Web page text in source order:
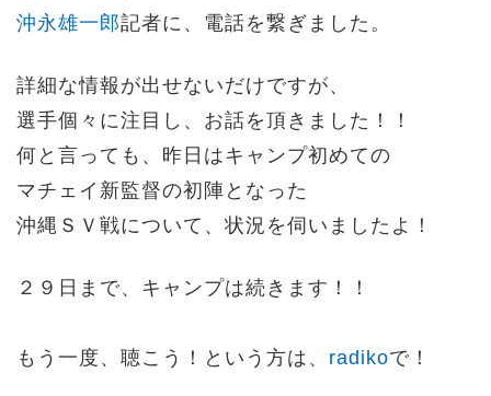
沖永雄一郎記者に、電話を繋ぎました。
詳細な情報が出せないだけですが、
選手個々に注目し、お話を頂きました！！
何と言っても、昨日はキャンプ初めての
マチェイ新監督の初陣となった
沖縄ＳＶ戦について、状況を伺いましたよ！
２９日まで、キャンプは続きます！！
もう一度、聴こう！という方は、 radikoで！